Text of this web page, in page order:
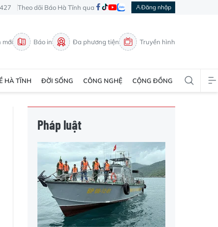
Theo dõi Báo Hà Tĩnh qua Đăng nhập
mới Báo in Đa phương tiện Truyền hình
HÀ TĨNH ĐỜI SỐNG CÔNG NGHỆ CỘNG ĐỒNG
Pháp luật